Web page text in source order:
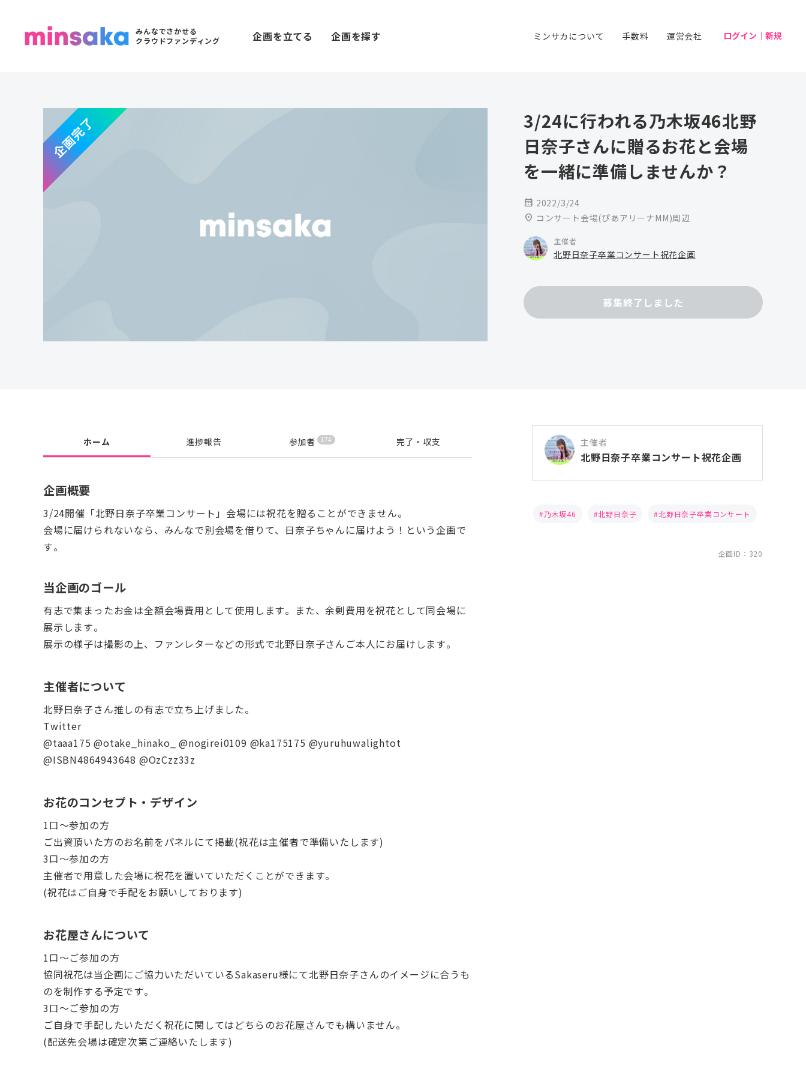
みんなでさかせる
クラウドファンディング
企画を立てる 企画を探す ミンサカについて 手数料 運営会社 ログイン｜新規
企画完了
3/24に行われる乃木坂46北野
日奈子さんに贈るお花と会場
を一緒に準備しませんか？
calendar_month 2022/3/24
location_on コンサート会場(ぴあアリーナMM)周辺
主催者
北野日奈子卒業コンサート祝花企画
募集終了しました
ホーム 進捗報告 参加者 174 完了・収支
企画概要
3/24開催「北野日奈子卒業コンサート」会場には祝花を贈ることができません。
会場に届けられないなら、みんなで別会場を借りて、日奈子ちゃんに届けよう！という企画で
す。
当企画のゴール
有志で集まったお金は全額会場費用として使用します。また、余剰費用を祝花として同会場に
展示します。
展示の様子は撮影の上、ファンレターなどの形式で北野日奈子さんご本人にお届けします。
主催者について
北野日奈子さん推しの有志で立ち上げました。
Twitter
@taaa175 @otake_hinako_ @nogirei0109 @ka175175 @yuruhuwalightot
@ISBN4864943648 @OzCzz33z
お花のコンセプト・デザイン
1口〜参加の方
ご出資頂いた方のお名前をパネルにて掲載(祝花は主催者で準備いたします)
3口〜参加の方
主催者で用意した会場に祝花を置いていただくことができます。
(祝花はご自身で手配をお願いしております)
お花屋さんについて
1口〜ご参加の方
協同祝花は当企画にご協力いただいているSakaseru様にて北野日奈子さんのイメージに合うも
のを制作する予定です。
3口〜ご参加の方
ご自身で手配したいただく祝花に関してはどちらのお花屋さんでも構いません。
(配送先会場は確定次第ご連絡いたします)
主催者
北野日奈子卒業コンサート祝花企画
乃木坂46 北野日奈子 北野日奈子卒業コンサート
企画ID：320